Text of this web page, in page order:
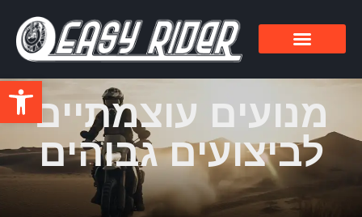
פתחמנועים עוצמתיים
לביצועים גבוהים